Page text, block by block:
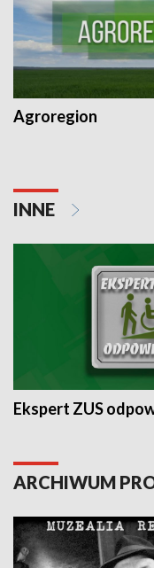
Agroregion
INNE
Ekspert ZUS
ARCHIWUM